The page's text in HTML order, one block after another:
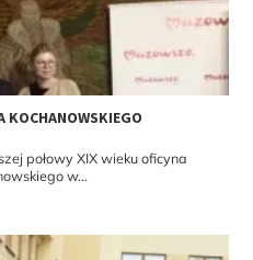
KOCHANOWSKIEGO
połowy XIX wieku oficyna
w...